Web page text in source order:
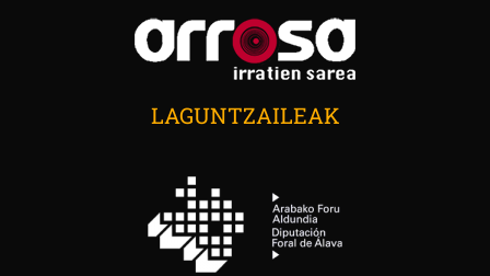
LAGUNTZAILEAK